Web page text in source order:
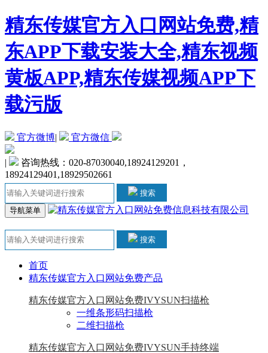
精东传媒官方入口网站免费,精
东APP下载安装大全,精东视频
黄板APP,精东传媒视频APP下
载污版
官方微博| 官方微信
|
咨询热线：020-87030040,18924129201，
18924129401,18929502661
搜索
导航菜单
搜索
首页
精东传媒官方入口网站免费产品
精东传媒官方入口网站免费IVYSUN扫描枪
一维条形码扫描枪
二维扫描枪
精东传媒官方入口网站免费IVYSUN手持终端